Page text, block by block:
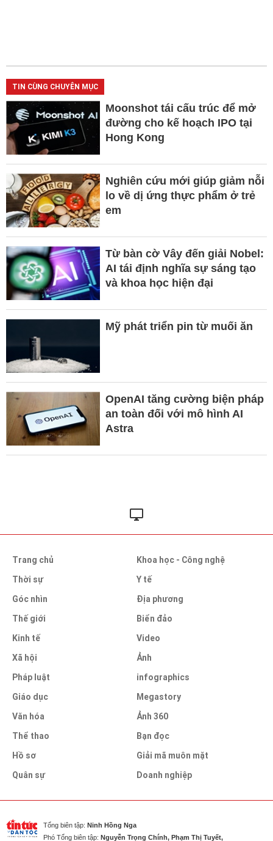
TIN CÙNG CHUYÊN MỤC
Moonshot tái cấu trúc để mở
đường cho kế hoạch IPO tại
Hong Kong
Nghiên cứu mới giúp giảm nỗi
lo về dị ứng thực phẩm ở trẻ
em
Từ bàn cờ Vây đến giải Nobel:
AI tái định nghĩa sự sáng tạo
và khoa học hiện đại
Mỹ phát triển pin từ muối ăn
OpenAI tăng cường biện pháp
an toàn đối với mô hình AI
Astra
Trang chủ
Thời sự
Góc nhìn
Thế giới
Kinh tế
Xã hội
Pháp luật
Giáo dục
Văn hóa
Thể thao
Hồ sơ
Quân sự
Khoa học - Công nghệ
Y tế
Địa phương
Biển đảo
Video
Ảnh
infographics
Megastory
Ảnh 360
Bạn đọc
Giải mã muôn mặt
Doanh nghiệp
Tổng biên tập: Ninh Hồng Nga
Phó Tổng biên tập: Nguyễn Trọng Chính, Phạm Thị Tuyết,